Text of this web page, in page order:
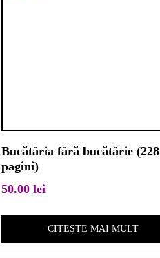
Bucătăria fără bucătărie (228
pagini)
50.00 lei
CITEȘTE MAI MULT